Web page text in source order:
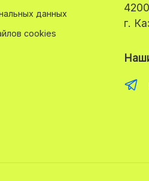
данных
cookies
г.